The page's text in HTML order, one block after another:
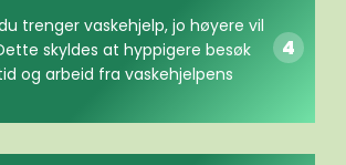
trenger vaskehjelp, jo høyere vil
skyldes at hyppigere besøk
og arbeid fra vaskehjelpens